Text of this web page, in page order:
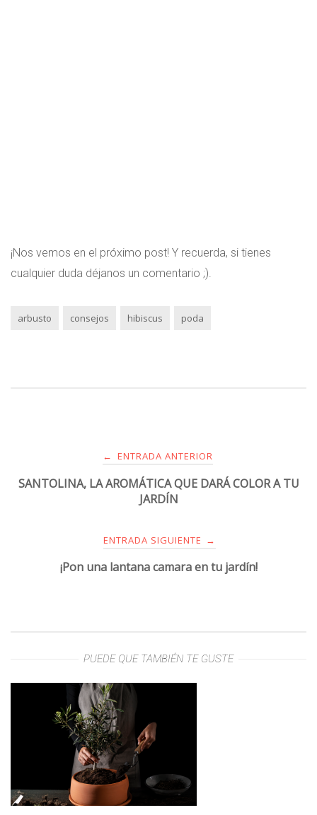
¡Nos vemos en el próximo post! Y recuerda, si tienes
cualquier duda déjanos un comentario ;).
arbusto consejos hibiscus poda
← ENTRADA ANTERIOR
SANTOLINA, LA AROMÁTICA QUE DARÁ COLOR A TU
JARDÍN
ENTRADA SIGUIENTE →
¡Pon una lantana camara en tu jardín!
PUEDE QUE TAMBIÉN TE GUSTE